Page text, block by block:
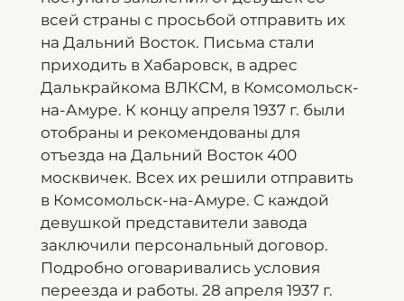
всей страны с просьбой отправить их
на Дальний Восток. Письма стали
приходить в Хабаровск, в адрес
Далькрайкома ВЛКСМ, в Комсомольск-
на-Амуре. К концу апреля 1937 г. были
отобраны и рекомендованы для
отъезда на Дальний Восток 400
москвичек. Всех их решили отправить
в Комсомольск-на-Амуре. С каждой
девушкой представители завода
заключили персональный договор.
Подробно оговаривались условия
переезда и работы. 28 апреля 1937 г.